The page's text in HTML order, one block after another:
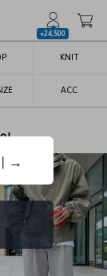
+24,500
KNIT
ACC
3
→